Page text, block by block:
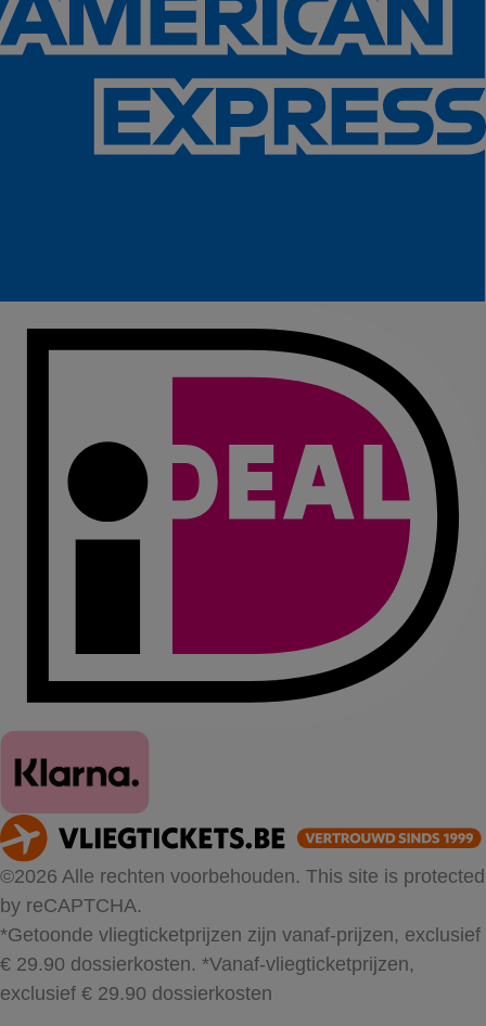
©2026 Alle rechten voorbehouden. This site is protected
by reCAPTCHA.
*Getoonde vliegticketprijzen zijn vanaf-prijzen, exclusief
€ 29.90 dossierkosten. *Vanaf-vliegticketprijzen,
exclusief € 29.90 dossierkosten